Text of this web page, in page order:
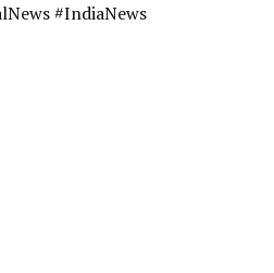
#IndiaNews